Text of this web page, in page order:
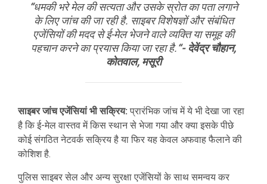
“धमकी भरे मेल की सत्यता और उसके स्रोत का पता लगाने
के लिए जांच की जा रही है. साइबर विशेषज्ञों और संबंधित
एजेंसियों की मदद से ई-मेल भेजने वाले व्यक्ति या समूह की
पहचान करने का प्रयास किया जा रहा है.“- देवेंद्र चौहान,
कोतवाल, मसूरी
साइबर जांच एजेंसियां भी सक्रिय: प्रारंभिक जांच में ये भी देखा जा रहा
है कि ई-मेल वास्तव में किस स्थान से भेजा गया और क्या इसके पीछे
कोई संगठित नेटवर्क सक्रिय है या फिर यह केवल अफवाह फैलाने की
कोशिश है.
पुलिस साइबर सेल और अन्य सुरक्षा एजेंसियों के साथ समन्वय कर